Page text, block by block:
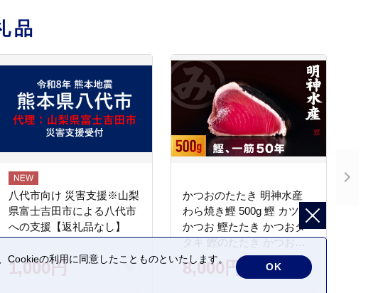
品
八代市向け 災害支援※山梨
県富士吉田市による八代市
への支援【返礼品なし】
1,000円
かつおのたたき 明神水産
わら焼き鰹 500g 鰹 カツオ
かつお 鰹たたき かつおタ
タキ 鰹のたたき かつおの
タタキ 藁焼き わら焼き 魚
さかな 海鮮 刺身 お刺身 冷
8,000円
Cookieの利用に同意したことものといたします。
OK